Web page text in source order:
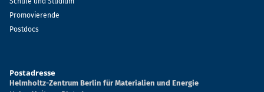
Promovierende
Postdocs
Postadresse
Helmholtz-Zentrum Berlin für Materialien und Energie